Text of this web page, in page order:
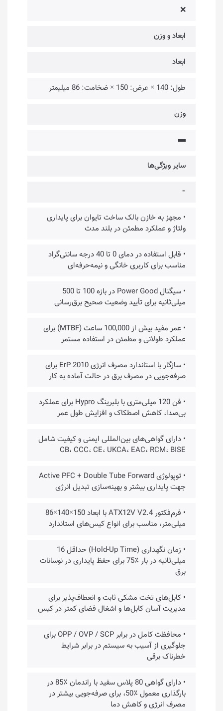
❌
ابعاد و وزن
ابعاد
طول: 140 × عرض: 150 × ضخامت: 86 میلیمتر
وزن
▬
سایر ویژگی‌ها
⁃
• مجهز به خازن بالک ساخت تایوان برای پایداری
ولتاژ و عملکرد مطمئن در بلند مدت
• قابل‌ استفاده در دمای 0 تا 40 درجه سانتی‌گراد
مناسب برای کاربری خانگی و نیمه‌حرفه‌ای
• سیگنال Power Good در بازه 100 تا 500
میلی‌ثانیه برای تأیید وضعیت صحیح برق‌رسانی
• عمر مفید بیش از 100,000 ساعت (MTBF) برای
عملکرد طولانی و مطمئن در استفاده مستمر
• سازگار با استاندارد مصرف انرژی ErP 2010 برای
صرفه‌جویی در مصرف برق در حالت آماده به کار
• فن 120 میلی‌متری با بلبرینگ Hypro برای عملکرد
بی‌صدا، کاهش اصطکاک و افزایش طول عمر
• دارای گواهی‌های بین‌المللی ایمنی و کیفیت شامل
CB، CCC، CE، UKCA، EAC، RCM، BISE
• توپولوژی Active PFC + Double Tube Forward
جهت پایداری بیشتر و بهینه‌سازی تبدیل انرژی
• فرم‌فکتور ATX12V V2.4 با ابعاد 150×140×86
میلی‌متر، مناسب برای انواع کیس‌های استاندارد
• زمان نگهداری (Hold-Up Time) حداقل 16
میلی‌ثانیه در بار ٪75 برای حفظ پایداری در نوسانات
برق
• کابل‌های تخت مشکی ثابت و انعطاف‌پذیر برای
مدیریت آسان کابل‌ها و اشغال فضای کمتر در کیس
• محافظت کامل در برابر OPP / OVP / SCP برای
جلوگیری از آسیب به سیستم در برابر شرایط
خطرناک برقی
• دارای گواهی 80 پلاس سفید با راندمان ٪85 در
بارگذاری معمول ٪50، برای صرفه‌جویی بیشتر در
مصرف انرژی و کاهش دما